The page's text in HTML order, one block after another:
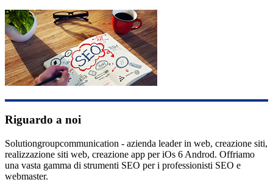
Riguardo a noi
Solutiongroupcommunication - azienda leader in web, creazione siti,
realizzazione siti web, creazione app per iOs 6 Androd. Offriamo
una vasta gamma di strumenti SEO per i professionisti SEO e
webmaster.